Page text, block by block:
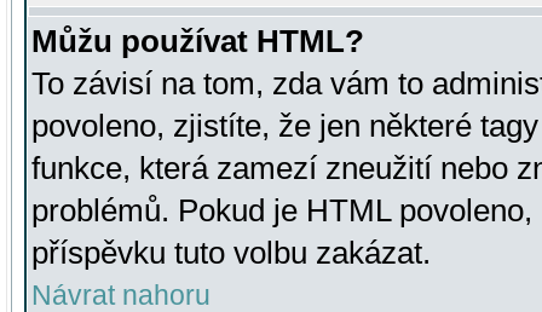
Můžu používat HTML?
To závisí na tom, zda vám to
povoleno, zjistíte, že jen některé
funkce, která zamezí zneužití nebo
problémů. Pokud je HTML
příspěvku tuto volbu zakázat.
Návrat nahoru